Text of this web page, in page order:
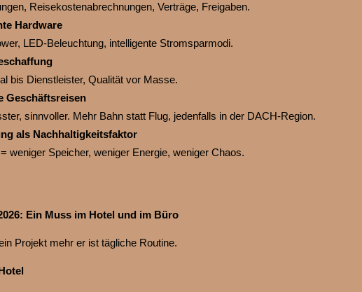
Reisekostenabrechnungen, Verträge, Freigaben.
Hardware
LED‑Beleuchtung, intelligente Stromsparmodi.
bis Dienstleister, Qualität vor Masse.
Geschäftsreisen
sinnvoller. Mehr Bahn statt Flug, jedenfalls in der DACH-Region.
als Nachhaltigkeitsfaktor
weniger Speicher, weniger Energie, weniger Chaos.
Ein Muss im Hotel und im Büro
Projekt mehr er ist tägliche Routine.